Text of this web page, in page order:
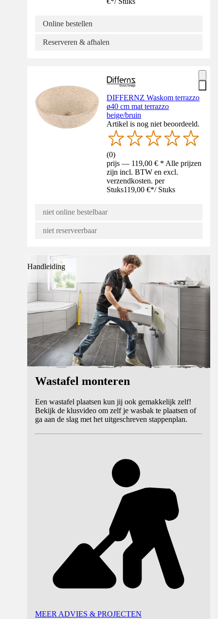
Online bestellen
Reserveren & afhalen
DIFFERNZ Waskom terrazzo
ø40 cm mat terrazzo
beige/bruin
Artikel is nog niet beoordeeld.
(0)
prijs — 119,00 € * Alle prijzen
zijn incl. BTW en excl.
verzendkosten. per
Stuks119,00 €*/ Stuks
niet online bestelbaar
niet reserveerbaar
Handleiding
Wastafel monteren
Een wastafel plaatsen kun jij ook gemakkelijk zelf!
Bekijk de klusvideo om zelf je wasbak te plaatsen of
ga aan de slag met het uitgeschreven stappenplan.
MEER ADVIES & PROJECTEN